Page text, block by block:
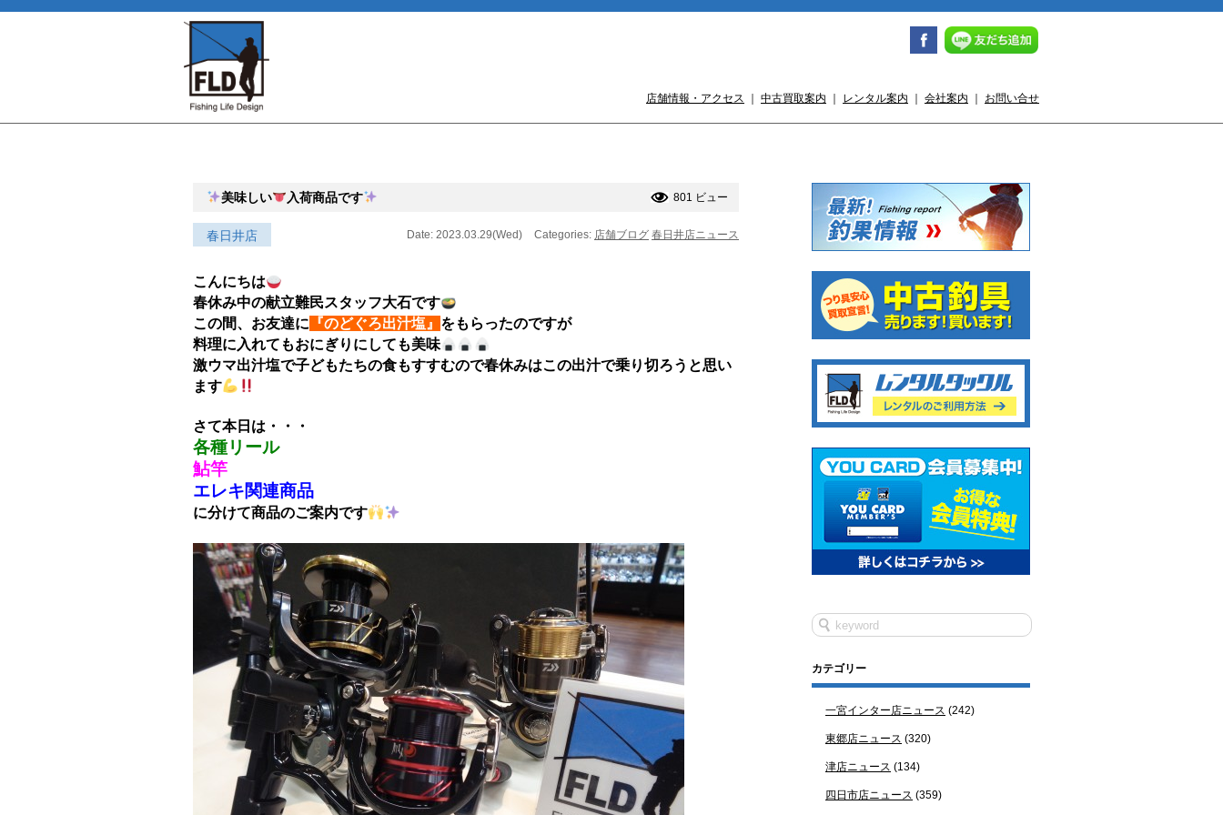
店舗情報・アクセス 中古買取案内 レンタル案内 会社案内 お問い合せ
美味しい 入荷商品です 801 ビュー
春日井店 Date: 2023.03.29(Wed) Categories: 店舗ブログ 春日井店ニュース
こんにちは
春休み中の献立難民スタッフ大石です
この間、お友達に 『のどぐろ出汁塩』 をもらったのですが
料理に入れてもおにぎりにしても美味
激ウマ出汁塩で子どもたちの食もすすむので春休みはこの出汁で乗り切ろうと思い
ます
さて本日は・・・
各種リール
鮎竿
エレキ関連商品
に分けて商品のご案内です
カテゴリー
一宮インター店ニュース (242)
東郷店ニュース (320)
津店ニュース (134)
四日市店ニュース (359)